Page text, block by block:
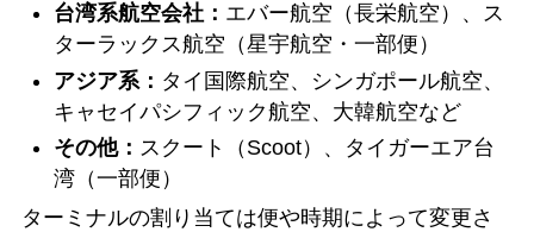
台湾系航空会社： エバー航空（長栄航空）、ス
ターラックス航空（星宇航空・一部便）
アジア系： タイ国際航空、シンガポール航空、
キャセイパシフィック航空、大韓航空など
その他： スクート（Scoot）、タイガーエア台
湾（一部便）
ターミナルの割り当ては便や時期によって変更さ